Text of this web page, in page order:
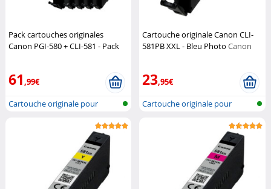
Pack cartouches originales
Canon PGI-580 + CLI-581 - Pack
61,99€
Cartouche originale pour
Cartouche originale Canon CLI-
581PB XXL - Bleu PhotoCanon
23,95€
Cartouche originale pour